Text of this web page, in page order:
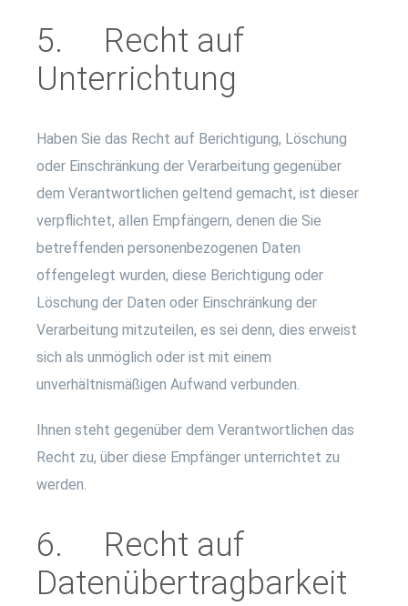
5. Recht auf
Unterrichtung
Haben Sie das Recht auf Berichtigung, Löschung
oder Einschränkung der Verarbeitung gegenüber
dem Verantwortlichen geltend gemacht, ist dieser
verpflichtet, allen Empfängern, denen die Sie
betreffenden personenbezogenen Daten
offengelegt wurden, diese Berichtigung oder
Löschung der Daten oder Einschränkung der
Verarbeitung mitzuteilen, es sei denn, dies erweist
sich als unmöglich oder ist mit einem
unverhältnismäßigen Aufwand verbunden.
Ihnen steht gegenüber dem Verantwortlichen das
Recht zu, über diese Empfänger unterrichtet zu
werden.
6. Recht auf
Datenübertragbarkeit